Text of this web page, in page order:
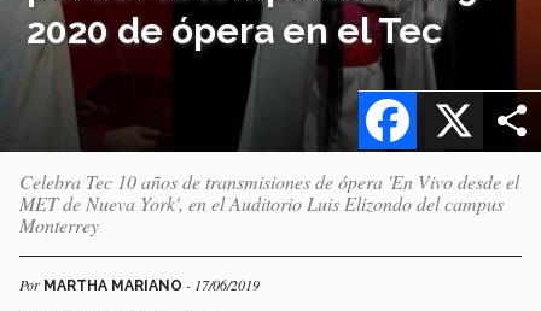
2020 de ópera en el Tec
X
Facebook
Celebra Tec 10 años de transmisiones de ópera 'En Vivo desde el
MET de Nueva York', en el Auditorio Luis Elizondo del campus
Monterrey
Por MARTHA MARIANO - 17/06/2019